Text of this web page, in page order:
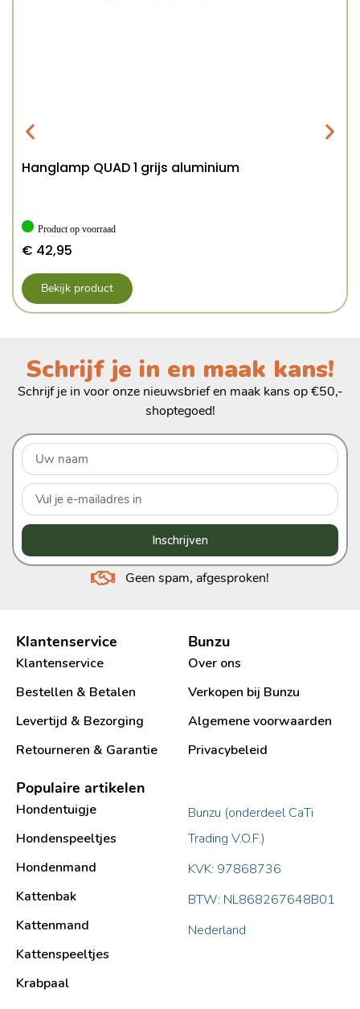
Hanglamp QUAD 1 grijs aluminium
Product op voorraad
€ 42,95
Bekijk product
Schrijf je in en maak kans!
Schrijf je in voor onze nieuwsbrief en maak kans op €50,-
shoptegoed!
Inschrijven
Geen spam, afgesproken!
Klantenservice
Klantenservice
Bestellen & Betalen
Levertijd & Bezorging
Retourneren & Garantie
Bunzu
Over ons
Verkopen bij Bunzu
Algemene voorwaarden
Privacybeleid
Populaire artikelen
Hondentuigje
Hondenspeeltjes
Hondenmand
Kattenbak
Kattenmand
Kattenspeeltjes
Krabpaal​
Bunzu (onderdeel CaTi
Trading V.O.F.)
KVK: 97868736
BTW: NL868267648B01
Nederland